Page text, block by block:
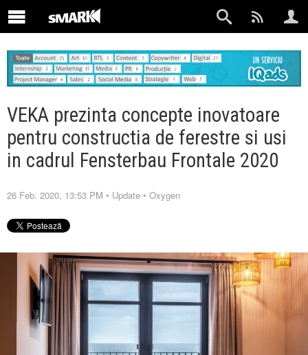
VEKA prezinta concepte inovatoare
pentru constructia de ferestre si usi
in cadrul Fensterbau Frontale 2020
26 Feb. 2020, 13:53 PM • Update • Oxygen